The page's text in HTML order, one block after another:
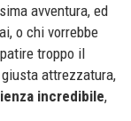
avventura, ed
o chi vorrebbe
troppo il
attrezzatura,
incredibile,